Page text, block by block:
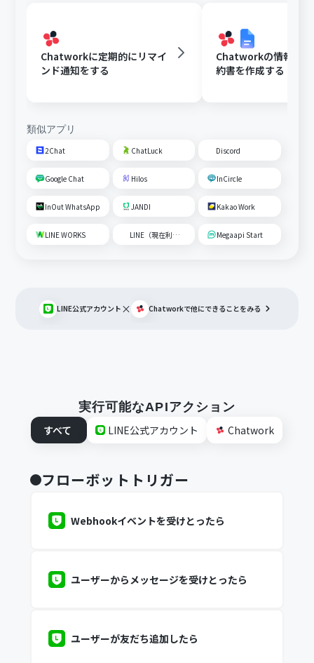
Chatworkに定期的にリマイ
ンド通知をする
Chatworkの情報を
約書を作成する
類似アプリ
2Chat ChatLuck Discord
Google Chat Hilos InCircle
InOut WhatsApp JANDI Kakao Work
LINE WORKS LINE（現在利用不可） Megaapi Start
LINE公式アカウント × Chatworkで他にできることをみる
実行可能なAPIアクション
すべて
LINE公式アカウント Chatwork
フローボットトリガー
Webhookイベントを受けとったら
ユーザーからメッセージを受けとったら
ユーザーが友だち追加したら